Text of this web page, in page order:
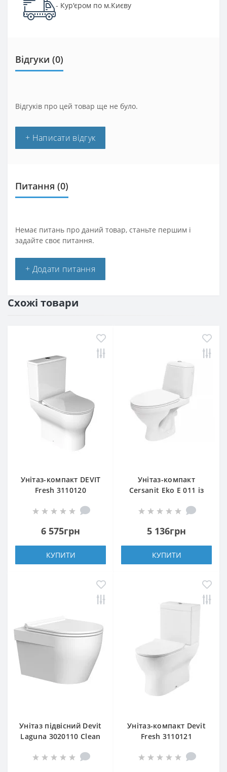
- Кур'єром по м.Києву
Відгуки (0)
Відгуків про цей товар ще не було.
+ Написати відгук
Питання (0)
Немає питань про даний товар, станьте першим і
задайте своє питання.
+ Додати питання
Схожі товари
Унітаз-компакт DEVIT
Fresh 3110120
тонкою кришкою soft
6 575грн
КУПИТИ
Унітаз-компакт
Cersanit Eko E 011 із
дюропласту
5 136грн
КУПИТИ
Унітаз підвісний Devit
Laguna 3020110 Clean
close, quick-fix
Унітаз-компакт Devit
Fresh 3110121
сидінням Slim з